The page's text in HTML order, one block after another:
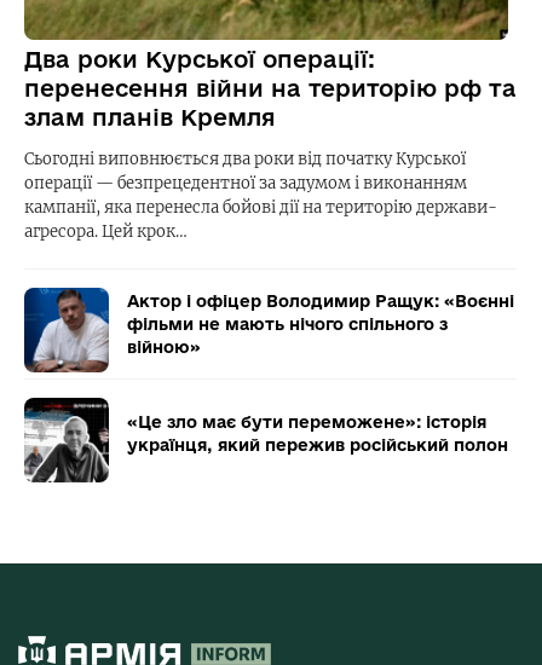
Два роки Курської операції:
перенесення війни на територію рф та
злам планів Кремля
Сьогодні виповнюється два роки від початку Курської
операції — безпрецедентної за задумом і виконанням
кампанії, яка перенесла бойові дії на територію держави-
агресора. Цей крок…
Актор і офіцер Володимир Ращук: «Воєнні
фільми не мають нічого спільного з
війною»
«Це зло має бути переможене»: історія
українця, який пережив російський полон